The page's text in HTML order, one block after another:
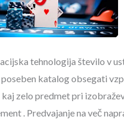
tehnologija število v
poseben katalog obsegati
zelo predmet pri
. Predvajanje na več